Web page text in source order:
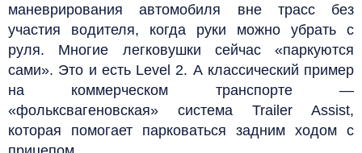
маневрирования автомобиля вне трасс без
участия водителя, когда руки можно убрать с
руля. Многие легковушки сейчас «паркуются
сами». Это и есть Level 2. А классический пример
на коммерческом транспорте —
«фольксвагеновская» система Trailer Assist,
которая помогает парковаться задним ходом с